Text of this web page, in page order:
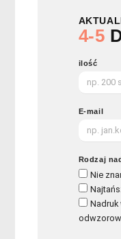
4-5
ilość
E-mail
Rodzaj
Nie
Nadruk